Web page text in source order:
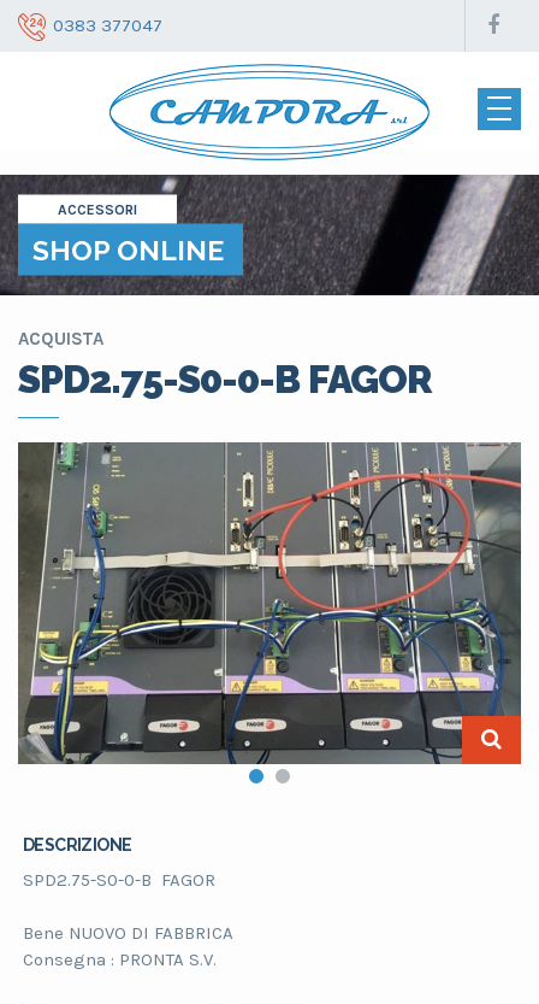
0383 377047
ACCESSORI
SHOP ONLINE
ACQUISTA
SPD2.75-S0-0-B FAGOR
DESCRIZIONE
SPD2.75-S0-0-B FAGOR
Bene NUOVO DI FABBRICA
Consegna : PRONTA S.V.